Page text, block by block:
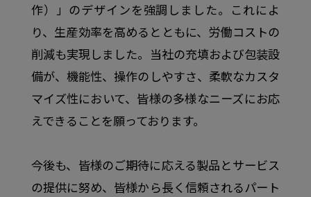
作）」のデザインを強調しました。これによ
り、生産効率を高めるとともに、労働コストの
削減も実現しました。当社の充填および包装設
備が、機能性、操作のしやすさ、柔軟なカスタ
マイズ性において、皆様の多様なニーズにお応
えできることを願っております。
今後も、皆様のご期待に応える製品とサービス
の提供に努め、皆様から長く信頼されるパート